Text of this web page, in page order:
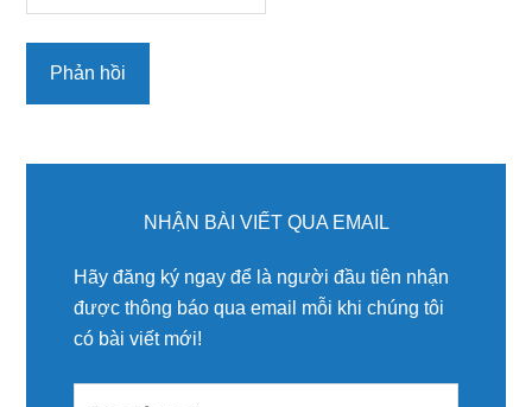
NHẬN BÀI VIẾT QUA EMAIL
Hãy đăng ký ngay để là người đầu tiên nhận
được thông báo qua email mỗi khi chúng tôi
có bài viết mới!